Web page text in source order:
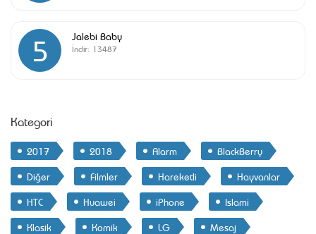
5 Jalebi Baby
İndir: 13487
Kategori
2017 2018 Alarm
BlackBerry
Diğer
Filmler Hareketli
Hayvanlar
HTC
Huawei iPhone
Islami
Klasik
Komik LG
Mesaj